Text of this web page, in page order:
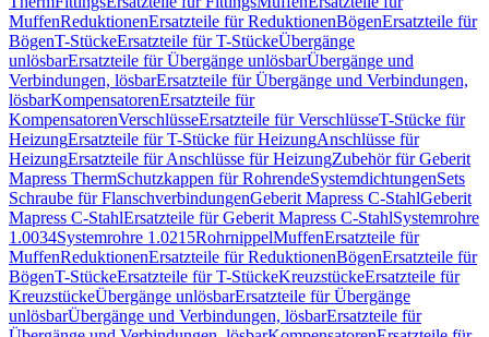
MuffenReduktionenErsatzteile für ReduktionenBögenErsatzteile für
BögenT-StückeErsatzteile für T-StückeÜbergänge
unlösbarErsatzteile für Übergänge unlösbarÜbergänge und
Verbindungen, lösbarErsatzteile für Übergänge und Verbindungen,
lösbarKompensatorenErsatzteile für
KompensatorenVerschlüsseErsatzteile für VerschlüsseT-Stücke für
HeizungErsatzteile für T-Stücke für HeizungAnschlüsse für
HeizungErsatzteile für Anschlüsse für HeizungZubehör für Geberit
Mapress ThermSchutzkappen für RohrendeSystemdichtungenSets
Schraube für FlanschverbindungenGeberit Mapress C-StahlGeberit
Mapress C-StahlErsatzteile für Geberit Mapress C-StahlSystemrohre
1.0034Systemrohre 1.0215RohrnippelMuffenErsatzteile für
MuffenReduktionenErsatzteile für ReduktionenBögenErsatzteile für
BögenT-StückeErsatzteile für T-StückeKreuzstückeErsatzteile für
KreuzstückeÜbergänge unlösbarErsatzteile für Übergänge
unlösbarÜbergänge und Verbindungen, lösbarErsatzteile für